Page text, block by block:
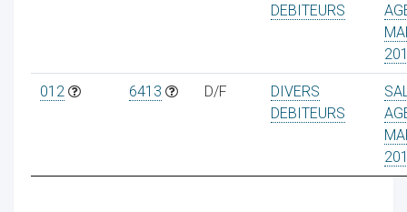
DEBITEURS
012 6413 D/F
DIVERS
DEBITEURS